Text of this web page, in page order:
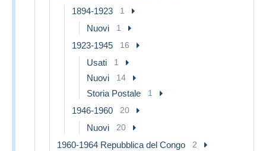
1894-1923 1
Nuovi 1
1923-1945 16
Usati 1
Nuovi 14
Storia Postale 1
1946-1960 20
Nuovi 20
1960-1964 Repubblica del Congo 2